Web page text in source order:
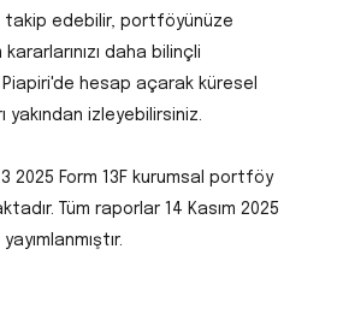
takip edebilir, portföyünüze
kararlarınızı daha bilinçli
Piapiri'de hesap açarak küresel
yakından izleyebilirsiniz.
2025 Form 13F kurumsal portföy
Tüm raporlar 14 Kasım 2025